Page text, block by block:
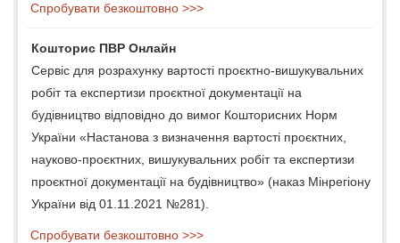
Спробувати безкоштовно >>>
Кошторис ПВР Онлайн
Сервіс для розрахунку вартості проєктно-вишукувальних
робіт та експертизи проєктної документації на
будівництво відповідно до вимог Кошторисних Норм
України «Настанова з визначення вартості проєктних,
науково-проєктних, вишукувальних робіт та експертизи
проєктної документації на будівництво» (наказ Мінрегіону
України від 01.11.2021 №281).
Спробувати безкоштовно >>>